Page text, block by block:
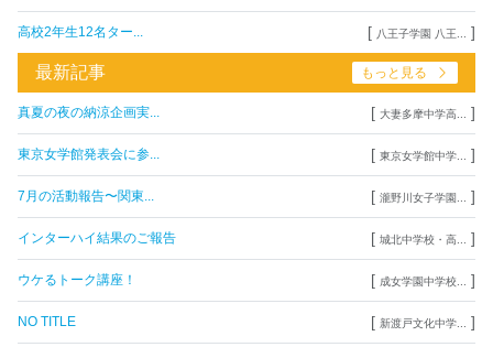
高校2年生12名ター... [ 八王子学園 八王... ]
最新記事 もっと見る
真夏の夜の納涼企画実... [ 大妻多摩中学高... ]
東京女学館発表会に参... [ 東京女学館中学... ]
7月の活動報告〜関東... [ 瀧野川女子学園... ]
インターハイ結果のご報告 [ 城北中学校・高... ]
ウケるトーク講座！ [ 成女学園中学校... ]
NO TITLE [ 新渡戸文化中学... ]